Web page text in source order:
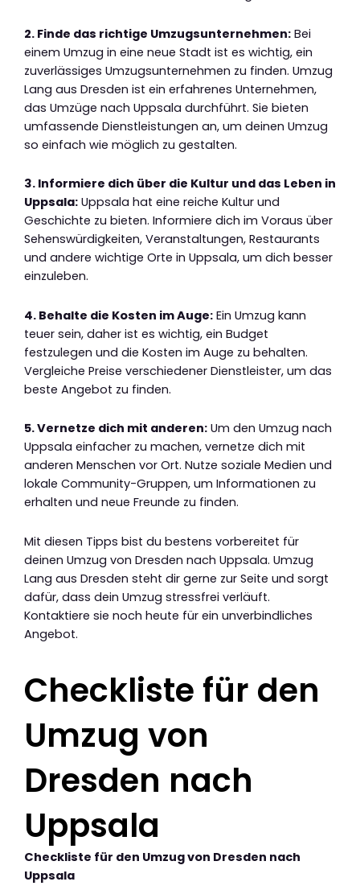
2. Finde das richtige Umzugsunternehmen: Bei
einem Umzug in eine neue Stadt ist es wichtig, ein
zuverlässiges Umzugsunternehmen zu finden. Umzug
Lang aus Dresden ist ein erfahrenes Unternehmen,
das Umzüge nach Uppsala durchführt. Sie bieten
umfassende Dienstleistungen an, um deinen Umzug
so einfach wie möglich zu gestalten.
3. Informiere dich über die Kultur und das Leben in
Uppsala: Uppsala hat eine reiche Kultur und
Geschichte zu bieten. Informiere dich im Voraus über
Sehenswürdigkeiten, Veranstaltungen, Restaurants
und andere wichtige Orte in Uppsala, um dich besser
einzuleben.
4. Behalte die Kosten im Auge: Ein Umzug kann
teuer sein, daher ist es wichtig, ein Budget
festzulegen und die Kosten im Auge zu behalten.
Vergleiche Preise verschiedener Dienstleister, um das
beste Angebot zu finden.
5. Vernetze dich mit anderen: Um den Umzug nach
Uppsala einfacher zu machen, vernetze dich mit
anderen Menschen vor Ort. Nutze soziale Medien und
lokale Community-Gruppen, um Informationen zu
erhalten und neue Freunde zu finden.
Mit diesen Tipps bist du bestens vorbereitet für
deinen Umzug von Dresden nach Uppsala. Umzug
Lang aus Dresden steht dir gerne zur Seite und sorgt
dafür, dass dein Umzug stressfrei verläuft.
Kontaktiere sie noch heute für ein unverbindliches
Angebot.
Checkliste für den
Umzug von
Dresden nach
Uppsala
Checkliste für den Umzug von Dresden nach
Uppsala